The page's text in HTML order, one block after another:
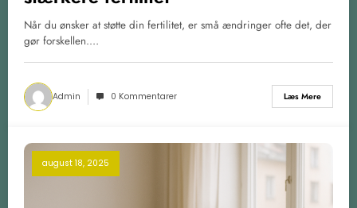
Når du ønsker at støtte din fertilitet, er små ændringer ofte det, der
gør forskellen.…
Admin 0 Kommentarer Læs Mere
august 18, 2025